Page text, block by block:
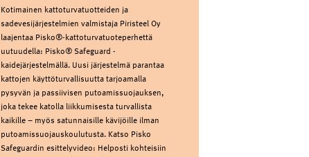
Kotimainen kattoturvatuotteiden ja
sadevesijärjestelmien valmistaja Piristeel Oy
laajentaa Pisko®-kattoturvatuoteperhettä
uutuudella: Pisko® Safeguard -
kaidejärjestelmällä. Uusi järjestelmä parantaa
kattojen käyttöturvallisuutta tarjoamalla
pysyvän ja passiivisen putoamissuojauksen,
joka tekee katolla liikkumisesta turvallista
kaikille – myös satunnaisille kävijöille ilman
putoamissuojauskoulutusta. Katso Pisko
Safeguardin esittelyvideo: Helposti kohteisiin